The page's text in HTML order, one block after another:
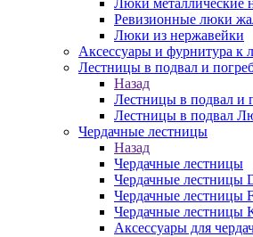
Люки металлические
Ревизионные люки
Люки из нержавейки
Аксессуары и фурнитура к
Лестницы в подвал и
Назад
Лестницы в подвал и
Лестницы в подвал
Чердачные лестницы
Назад
Чердачные лестницы
Чердачные лестницы
Чердачные лестницы
Чердачные лестницы
Аксессуары для